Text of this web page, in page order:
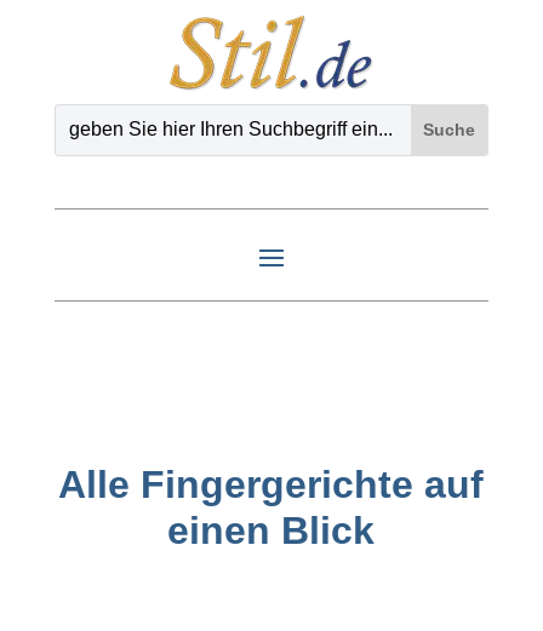
Alle Fingergerichte auf
einen Blick